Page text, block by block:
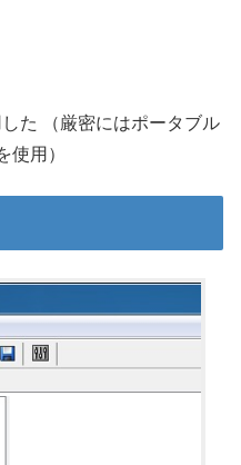
た （厳密にはポータブル
使用）